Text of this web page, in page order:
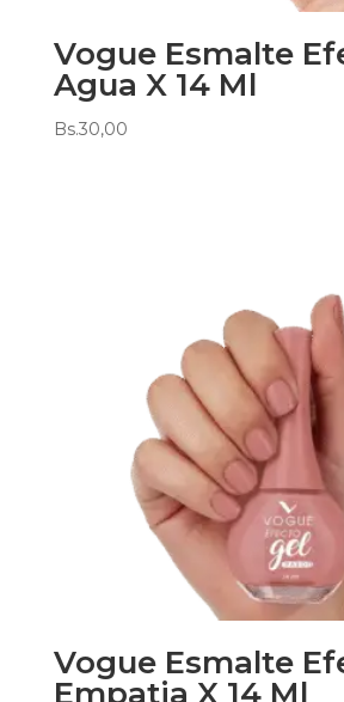
Vogue Esmalte
Agua X 14 Ml
Bs.30,00
Vogue Esmalte
Empatia X 14 Ml